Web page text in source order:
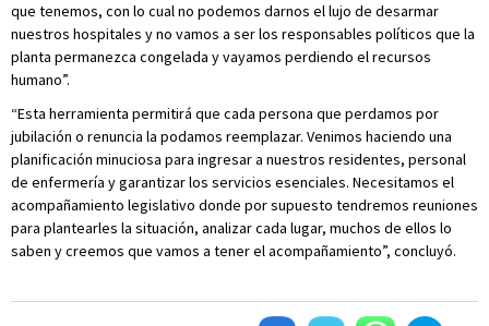
que tenemos, con lo cual no podemos darnos el lujo de desarmar
nuestros hospitales y no vamos a ser los responsables políticos que la
planta permanezca congelada y vayamos perdiendo el recursos
humano”.
“Esta herramienta permitirá que cada persona que perdamos por
jubilación o renuncia la podamos reemplazar. Venimos haciendo una
planificación minuciosa para ingresar a nuestros residentes, personal
de enfermería y garantizar los servicios esenciales. Necesitamos el
acompañamiento legislativo donde por supuesto tendremos reuniones
para plantearles la situación, analizar cada lugar, muchos de ellos lo
saben y creemos que vamos a tener el acompañamiento”, concluyó.